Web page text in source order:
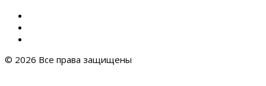
© 2026 Все права защищены